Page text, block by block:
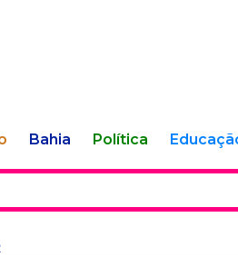
Bahia Política